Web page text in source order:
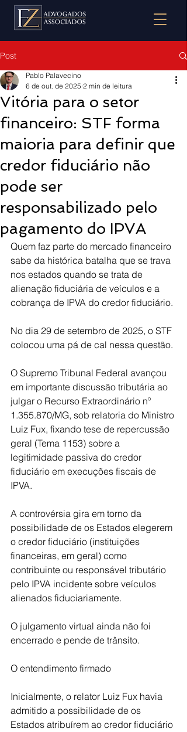
Post
Vitória para o setor
financeiro: STF forma
maioria para definir que
credor fiduciário não
pode ser
responsabilizado pelo
pagamento do IPVA
Pablo Palavecino
6 de out. de 2025 2 min de leitura
Quem faz parte do mercado financeiro
sabe da histórica batalha que se trava
nos estados quando se trata de
alienação fiduciária de veículos e a
cobrança de IPVA do credor fiduciário.
No dia 29 de setembro de 2025, o STF
colocou uma pá de cal nessa questão.
O Supremo Tribunal Federal avançou
em importante discussão tributária ao
julgar o Recurso Extraordinário nº
1.355.870/MG, sob relatoria do Ministro
Luiz Fux, fixando tese de repercussão
geral (Tema 1153) sobre a
legitimidade passiva do credor
fiduciário em execuções fiscais de
IPVA.
A controvérsia gira em torno da
possibilidade de os Estados elegerem
o credor fiduciário (instituições
financeiras, em geral) como
contribuinte ou responsável tributário
pelo IPVA incidente sobre veículos
alienados fiduciariamente.
O julgamento virtual ainda não foi
encerrado e pende de trânsito.
O entendimento firmado
Inicialmente, o relator Luiz Fux havia
admitido a possibilidade de os
Estados atribuírem ao credor fiduciário